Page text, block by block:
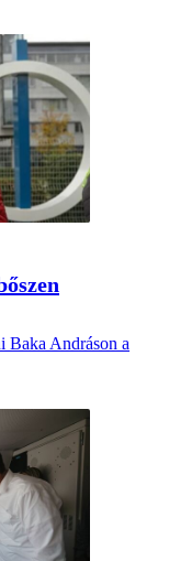
Baka Andráson a